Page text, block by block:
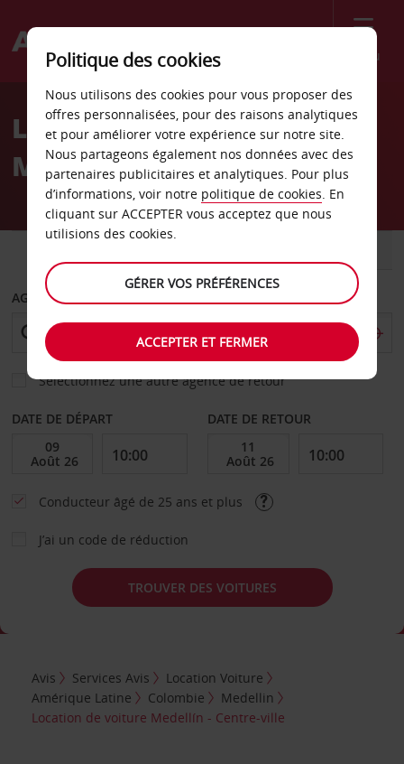
Menu
Welcome
AvisLocation de voiture
Medellín - Centre-ville
AGENCE DE DÉPART
Sélectionnez une autre agence de retour
DATE DE DÉPART DATE DE RETOUR
Conducteur âgé de 25 ans et plus
J’ai un code de réduction
TROUVER DES VOITURES
Avis Services Avis
Location Voiture
Amérique Latine
Colombie
Medellin
Location de voiture Medellín - Centre-ville
Politique des cookies
Nous utilisons des cookies pour vous proposer des
offres personnalisées, pour des raisons analytiques
et pour améliorer votre expérience sur notre site.
Nous partageons également nos données avec des
partenaires publicitaires et analytiques. Pour plus
d’informations, voir notre politique de cookies. En
cliquant sur ACCEPTER vous acceptez que nous
utilisions des cookies.
GÉRER VOS PRÉFÉRENCES
ACCEPTER ET FERMER